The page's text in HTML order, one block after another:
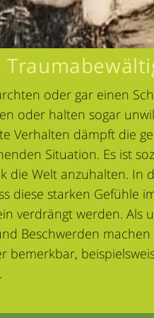
oder gar einen
oder halten sogar
Verhalten dämpft die
Situation. Es ist
die Welt anzuhalten. In
diese starken Gefühle
verdrängt werden. Als
Beschwerden
bemerkbar,